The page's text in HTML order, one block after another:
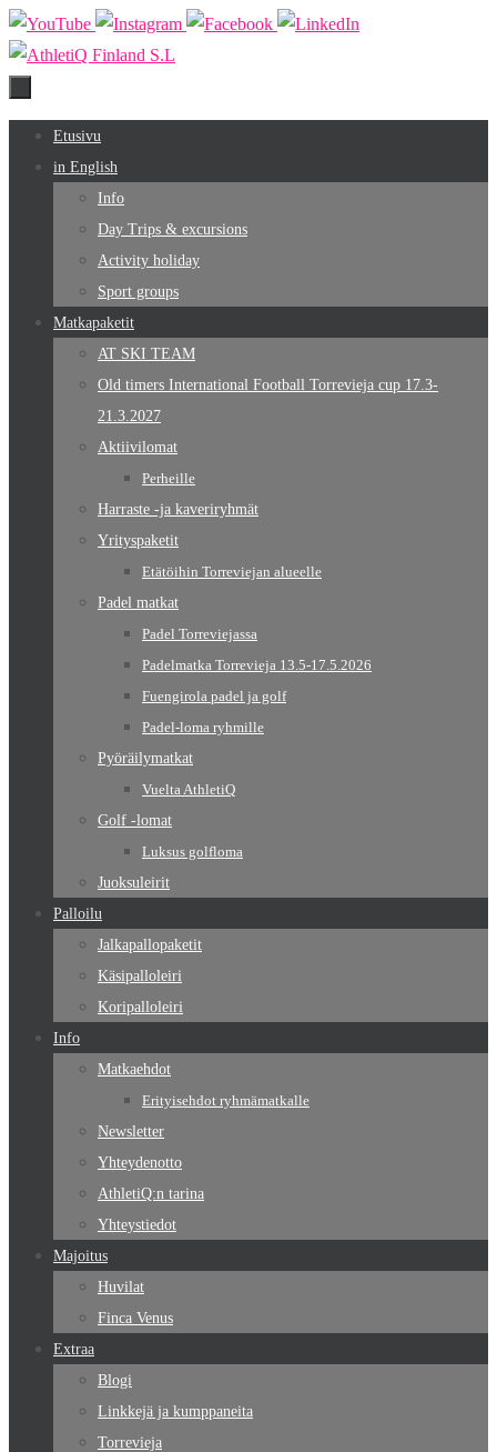
Skip
to
Skip
Etusivu
in English
Info
Day Trips & excursions
Activity holiday
Sport groups
Matkapaketit
AT SKI TEAM
Old timers International Football Torrevieja cup 17.3-
21.3.2027
Aktiivilomat
Perheille
Harraste -ja kaveriryhmät
Yrityspaketit
Etätöihin Torreviejan alueelle
Padel matkat
Padel Torreviejassa
Padelmatka Torrevieja 13.5-17.5.2026
Fuengirola padel ja golf
Padel-loma ryhmille
Pyöräilymatkat
Vuelta AthletiQ
Golf -lomat
Luksus golfloma
Juoksuleirit
Palloilu
Jalkapallopaketit
Käsipalloleiri
Koripalloleiri
Info
Matkaehdot
Erityisehdot ryhmämatkalle
Newsletter
Yhteydenotto
AthletiQ:n tarina
Yhteystiedot
Majoitus
Huvilat
Finca Venus
Extraa
Blogi
Linkkejä ja kumppaneita
Torrevieja